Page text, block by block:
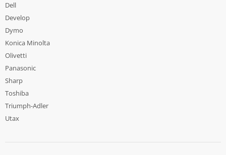
Dell
Develop
Dymo
Konica Minolta
Olivetti
Panasonic
Sharp
Toshiba
Triumph-Adler
Utax